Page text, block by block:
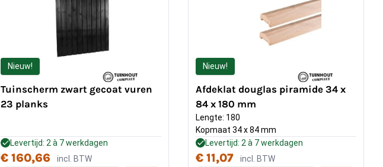
Nieuw!
Tuinscherm zwart gecoat vuren
23 planks
Levertijd: 2 à 7 werkdagen
€ 160,66 incl. BTW
Nieuw!
Afdeklat douglas piramide 34 x
84 x 180 mm
Lengte: 180
Kopmaat 34 x 84 mm
Levertijd: 2 à 7 werkdagen
€ 11,07 incl. BTW